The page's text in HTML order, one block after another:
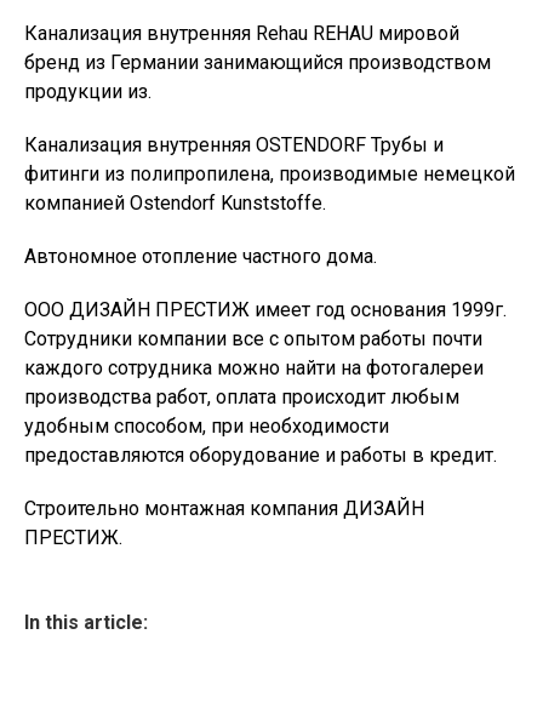
Канализация внутренняя Rehau REHAU мировой
бренд из Германии занимающийся производством
продукции из.
Канализация внутренняя OSTENDORF Трубы и
фитинги из полипропилена, производимые немецкой
компанией Ostendorf Kunststoffe.
Автономное отопление частного дома.
ООО ДИЗАЙН ПРЕСТИЖ имеет год основания 1999г.
Сотрудники компании все с опытом работы почти
каждого сотрудника можно найти на фотогалереи
производства работ, оплата происходит любым
удобным способом, при необходимости
предоставляются оборудование и работы в кредит.
Строительно монтажная компания ДИЗАЙН
ПРЕСТИЖ.
In this article: